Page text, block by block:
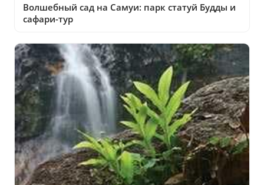
Волшебный сад на Самуи: парк статуй Будды и
сафари-тур